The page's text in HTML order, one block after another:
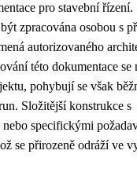
pro stavební řízení.
zpracována osobou s
autorizovaného
této dokumentace se
pohybují se však
Složitější konstrukce s
specifickými
se přirozeně odráží ve